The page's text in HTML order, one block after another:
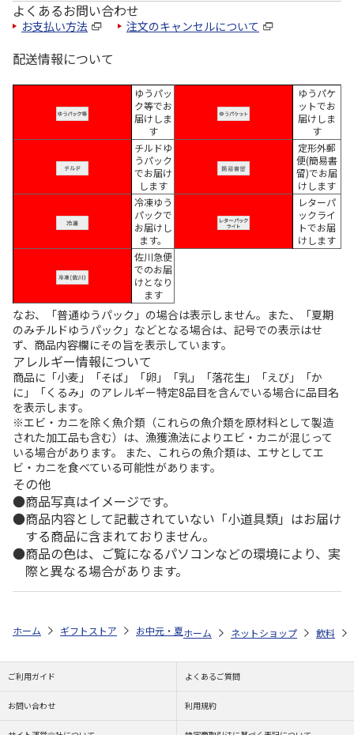
よくあるお問い合わせ
お支払い方法 注文のキャンセルについて
配送情報について
ゆうパッ
ク等でお
届けしま
す
ゆうパケ
ットでお
届けしま
す
チルドゆ
うパック
でお届け
します
定形外郵
便(簡易書
留)でお届
けします
冷凍ゆう
パックで
お届けし
ます。
レターパ
ックライ
トでお届
けします
佐川急便
でのお届
けとなり
ます
なお、「普通ゆうパック」の場合は表示しません。また、「夏期
のみチルドゆうパック」などとなる場合は、記号での表示はせ
ず、商品内容欄にその旨を表示しています。
アレルギー情報について
商品に「小麦」「そば」「卵」「乳」「落花生」「えび」「か
に」「くるみ」のアレルギー特定8品目を含んでいる場合に品目名
を表示します。
※エビ・カニを除く魚介類（これらの魚介類を原材料として製造
された加工品も含む）は、漁獲漁法によりエビ・カニが混じって
いる場合があります。 また、これらの魚介類は、エサとしてエ
ビ・カニを食べている可能性があります。
その他
商品写真はイメージです。
商品内容として記載されていない「小道具類」はお届け
する商品に含まれておりません。
商品の色は、ご覧になるパソコンなどの環境により、実
際と異なる場合があります。
ホーム ギフトストア お中元・夏ギフト特集 2026 ゆうゆうギフト
ホーム ネットショップ 飲料
ご利用ガイド よくあるご質問
お問い合わせ 利用規約